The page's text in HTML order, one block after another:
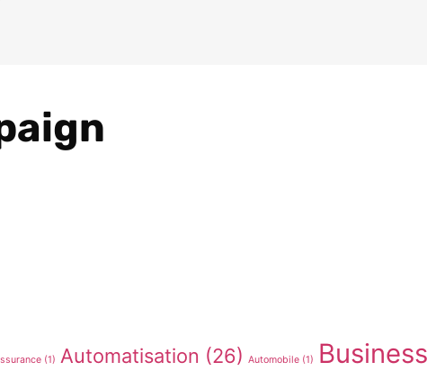
(1) Automatisation (26) Automobile (1)